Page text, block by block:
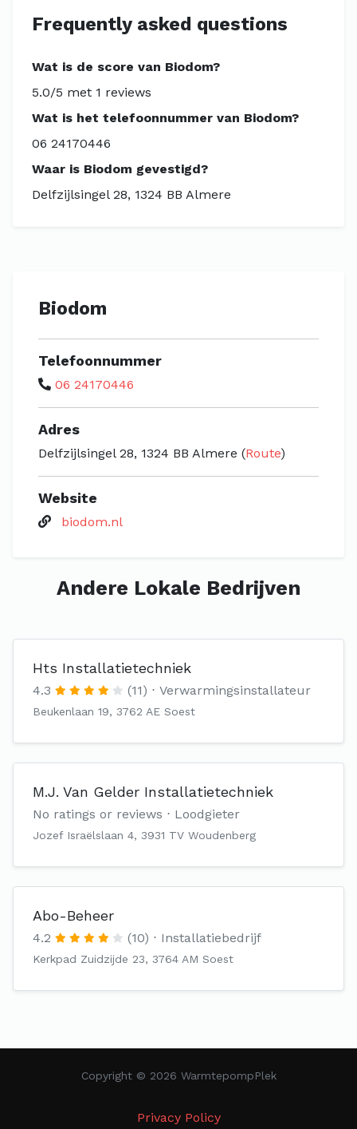
Frequently asked questions
Wat is de score van Biodom?
5.0/5 met 1 reviews
Wat is het telefoonnummer van Biodom?
06 24170446
Waar is Biodom gevestigd?
Delfzijlsingel 28, 1324 BB Almere
Biodom
Telefoonnummer
06 24170446
Adres
Delfzijlsingel 28, 1324 BB Almere (Route)
Website
biodom.nl
Andere Lokale Bedrijven
Hts Installatietechniek
4.3 (11) Verwarmingsinstallateur
Beukenlaan 19, 3762 AE Soest
M.J. Van Gelder Installatietechniek
No ratings or reviews Loodgieter
Jozef Israëlslaan 4, 3931 TV Woudenberg
Abo-Beheer
4.2 (10) Installatiebedrijf
Kerkpad Zuidzijde 23, 3764 AM Soest
Copyright © 2026 WarmtepompPlek
Privacy Policy